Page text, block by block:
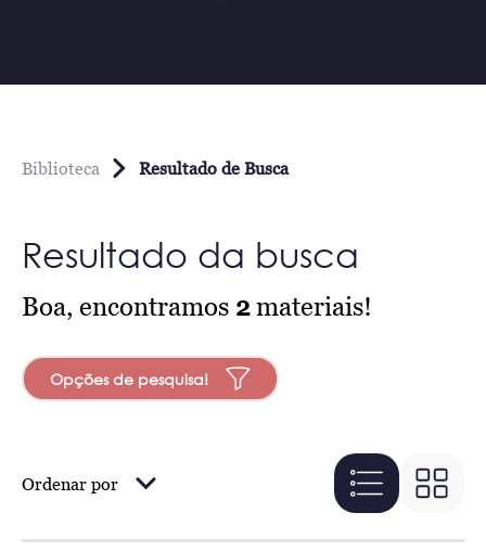
Biblioteca Resultado de Busca
Resultado da busca
Boa, encontramos 2materiais!
Opções de pesquisa!
Ordenar por